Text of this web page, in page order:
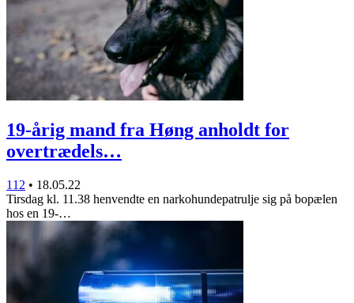
19-årig mand fra Høng anholdt for
overtrædels…
112 • 18.05.22
Tirsdag kl. 11.38 henvendte en narkohundepatrulje sig på bopælen
hos en 19-…